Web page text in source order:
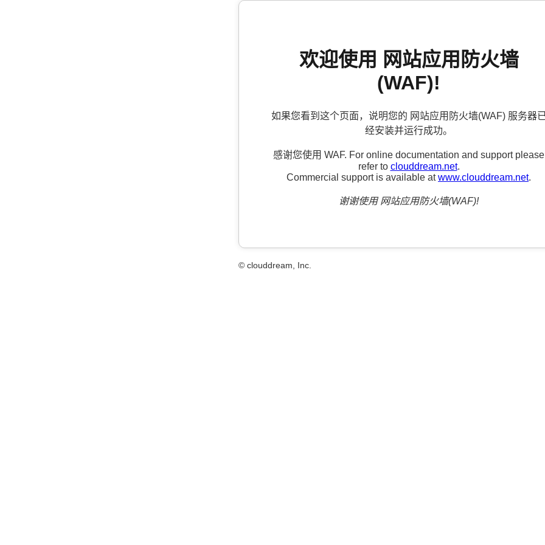
欢迎使用 网站应用防火墙
(WAF)!
如果您看到这个页面，说明您的 网站应用防火墙(WAF) 服务器
经安装并运行成功。
感谢您使用 WAF. For online documentation and support please
refer to clouddream.net.
Commercial support is available atwww.clouddream.net.
谢谢使用 网站应用防火墙(WAF)!
© clouddream, Inc.